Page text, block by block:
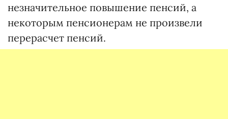
незначительное повышение пенсий, а
некоторым пенсионерам не произвели
перерасчет пенсий.